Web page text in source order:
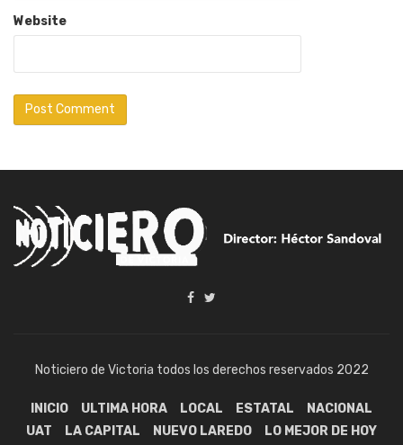
Website
Noticiero de Victoria todos los derechos reservados 2022
INICIO ULTIMA HORA LOCAL ESTATAL
NACIONAL
UAT
LA CAPITAL NUEVO LAREDO LO MEJOR DE HOY